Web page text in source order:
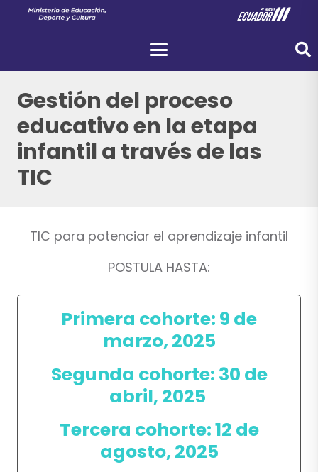
Gestión del proceso
educativo en la etapa
infantil a través de las
TIC
TIC para potenciar el aprendizaje infantil
POSTULA HASTA:
Primera cohorte: 9 de
marzo, 2025
Segunda cohorte: 30 de
abril, 2025
Tercera cohorte: 12 de
agosto, 2025